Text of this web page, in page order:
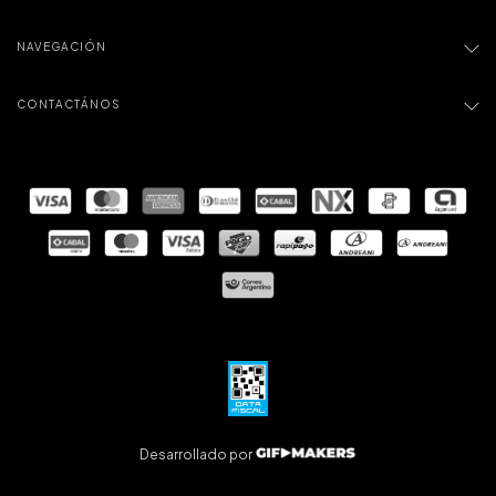
NAVEGACIÓN
CONTACTÁNOS
Desarrollado por